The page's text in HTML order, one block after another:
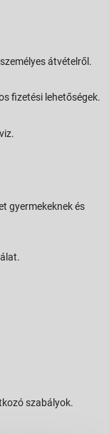
átvételről.
fizetési lehetőségek.
gyermekeknek és
szabályok.